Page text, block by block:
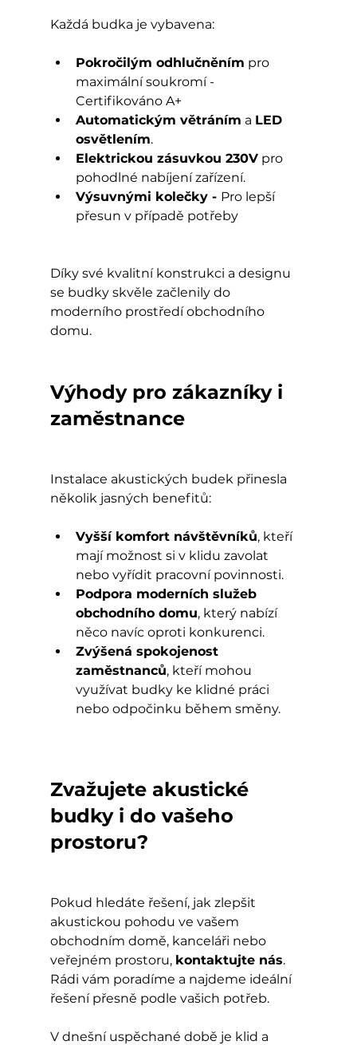
Každá budka je vybavena:
Pokročilým odhlučněním pro
maximální soukromí -
Certifikováno A+
Automatickým větráním a LED
osvětlením.
Elektrickou zásuvkou 230V pro
pohodlné nabíjení zařízení.
Výsuvnými kolečky - Pro lepší
přesun v případě potřeby
Díky své kvalitní konstrukci a designu
se budky skvěle začlenily do
moderního prostředí obchodního
domu.
Výhody pro zákazníky i
zaměstnance
Instalace akustických budek přinesla
několik jasných benefitů:
Vyšší komfort návštěvníků, kteří
mají možnost si v klidu zavolat
nebo vyřídit pracovní povinnosti.
Podpora moderních služeb
obchodního domu, který nabízí
něco navíc oproti konkurenci.
Zvýšená spokojenost
zaměstnanců, kteří mohou
využívat budky ke klidné práci
nebo odpočinku během směny.
Zvažujete akustické
budky i do vašeho
prostoru?
Pokud hledáte řešení, jak zlepšit
akustickou pohodu ve vašem
obchodním domě, kanceláři nebo
veřejném prostoru, kontaktujte nás.
Rádi vám poradíme a najdeme ideální
řešení přesně podle vašich potřeb.
V dnešní uspěchané době je klid a